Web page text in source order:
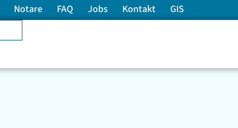
Notare FAQ Jobs Kontakt GIS